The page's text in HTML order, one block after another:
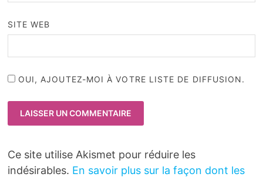
SITE WEB
OUI, AJOUTEZ-MOI À VOTRE LISTE DE DIFFUSION.
Ce site utilise Akismet pour réduire les
indésirables. En savoir plus sur la façon dont les